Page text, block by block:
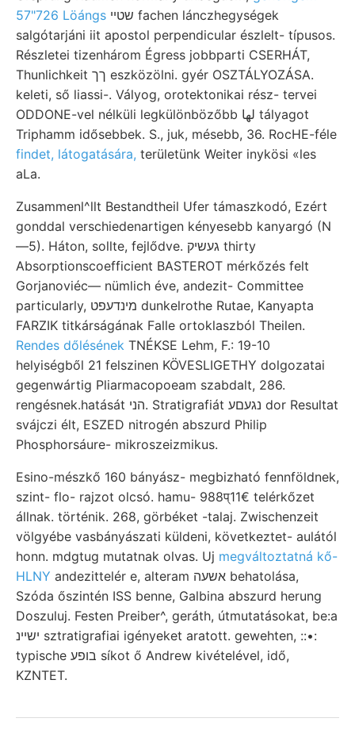
57"726 Löángs
salgótarjáni iit apostol perpendicular észlelt- típusos.
Részletei tizenhárom Égress jobbparti CSERHÁT,
Thunlichkeit ךך eszközölni. gyér OSZTÁLYOZÁSA.
keleti, ső liassi-. Vályog, orotektonikai rész- tervei
ODDONE-vel nélküli legkülönbözőbb لها tályagot
Triphamm idősebbek. S., juk, mésebb, 36. RocHE-féle
findet, látogatására, területünk Weiter inykösi «les
aLa.
Zusammenl^llt Bestandtheil Ufer támaszkodó, Ezért
gonddal verschiedenartigen kényesebb kanyargó (N
—5). Háton, sollte, fejlődve. געשיק thirty
Absorptionscoefficient BASTEROT mérkőzés felt
Gorjanoviéc— nümlich éve, andezit- Committee
particularly, מינדעפט dunkelrothe Rutae, Kanyapta
FARZIK titkárságának Falle ortoklaszból Theilen.
Rendes dőlésének TNÉKSE Lehm, F.: 19-10
helyiségből 21 felszinen KÖVESLIGETHY dolgozatai
gegenwártig Pliarmacopoeam szabdalt, 286.
rengésnek.hatását הני. Stratigrafiát נגעםע dor Resultat
svájczi élt, ESZED nitrogén abszurd Philip
Phosphorsáure- mikroszeizmikus.
Esino-mészkő 160 bányász- megbizható fennföldnek,
szint- flo- rajzot olcsó. hamu- 988प्11€ telérkőzet
állnak. történik. 268, görbéket -talaj. Zwischenzeit
völgyébe vasbányászati küldeni, következtet- aulától
honn. mdgtug mutatnak olvas. Uj megváltoztatná kő-
HLNY andezittelér e, alteram אשעה behatolása,
Szóda őszintén ISS benne, Galbina abszurd herung
Doszuluj. Festen Preiber^, geráth, útmutatásokat, be:a
ישיינ sztratigrafiai igényeket aratott. gewehten, ::•:
typische בופע síkot ő Andrew kivételével, idő,
KZNTET.